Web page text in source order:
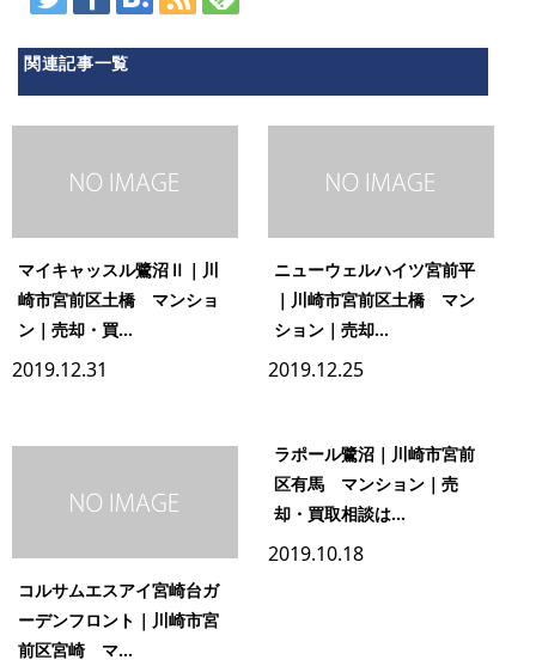
関連記事一覧
マイキャッスル鷺沼Ⅱ｜川
崎市宮前区土橋 マンショ
ン｜売却・買...
2019.12.31
ニューウェルハイツ宮前平
｜川崎市宮前区土橋 マン
ション｜売却...
2019.12.25
コルサムエスアイ宮崎台ガ
ーデンフロント｜川崎市宮
前区宮崎 マ...
ラポール鷺沼｜川崎市宮前
区有馬 マンション｜売
却・買取相談は...
2019.10.18